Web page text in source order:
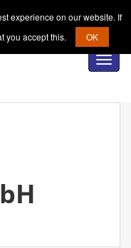
experience on our website. If
you accept this.
OK